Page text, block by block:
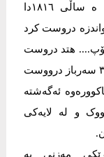
محەمەد ئەکا کە بە پاشا کۆرە ناسراوە. ە ساڵی ١٨١٦دا
دروست کرد
ھتد دروست
ئەکران و ئۆردووگایەکی سەربازیی لە ٣٠٫٠٠٠ سەرباز درووست
لە باکوورەوە ئەگەشتە
و لە لایەکی
١٨٣٠دا لەشکرێکی مەزنی بە